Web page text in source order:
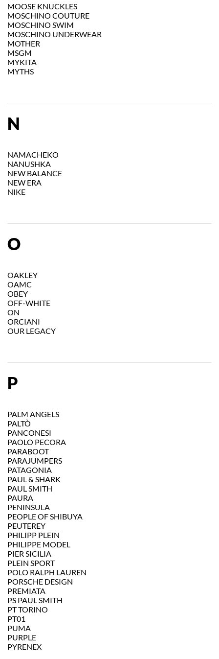
MOOSE KNUCKLES
MOSCHINO COUTURE
MOSCHINO SWIM
MOSCHINO UNDERWEAR
MOTHER
MSGM
MYKITA
MYTHS
N
NAMACHEKO
NANUSHKA
NEW BALANCE
NEW ERA
NIKE
O
OAKLEY
OAMC
OBEY
OFF-WHITE
ON
ORCIANI
OUR LEGACY
P
PALM ANGELS
PALTÒ
PANCONESI
PAOLO PECORA
PARABOOT
PARAJUMPERS
PATAGONIA
PAUL & SHARK
PAUL SMITH
PAURA
PENINSULA
PEOPLE OF SHIBUYA
PEUTEREY
PHILIPP PLEIN
PHILIPPE MODEL
PIER SICILIA
PLEIN SPORT
POLO RALPH LAUREN
PORSCHE DESIGN
PREMIATA
PS PAUL SMITH
PT TORINO
PT01
PUMA
PURPLE
PYRENEX